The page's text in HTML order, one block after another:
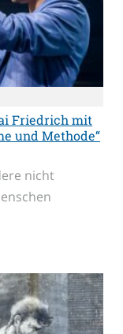
Friedrich mit
und Methode“
nicht